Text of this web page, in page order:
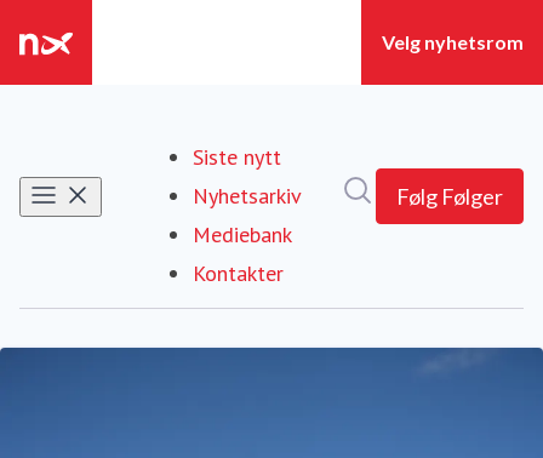
Siste nytt
Nyhetsarkiv
Mediebank
Kontakter
Følg Følger